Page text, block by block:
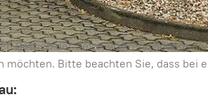
Betrieb der Seite, während andere
möchten. Bitte beachten Sie, dass